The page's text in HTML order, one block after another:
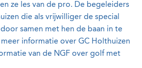
ze les van de pro. De begeleiders
die als vrijwilliger de special
samen met hen de baan in te
informatie over GC Holthuizen
van de NGF over golf met